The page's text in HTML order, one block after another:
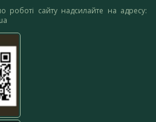
роботі сайту надсилайте на адресу: